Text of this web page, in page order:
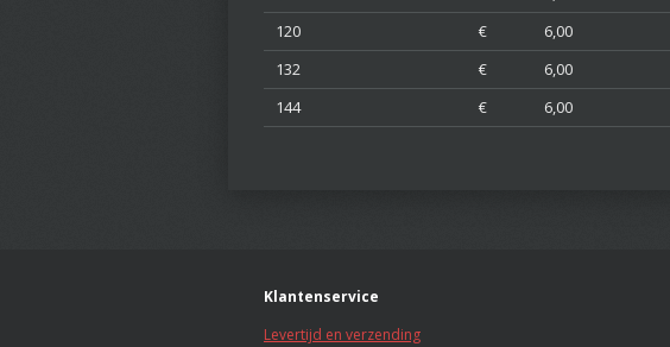
120
€ 6,00
132
€ 6,00
144
€ 6,00
Klantenservice
Levertijd en verzending